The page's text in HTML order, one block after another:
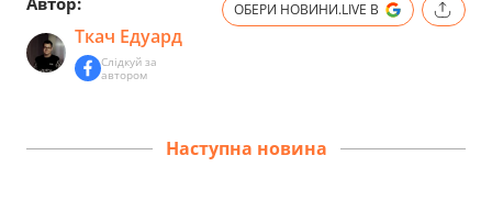
Ткач Едуард
Слідкуй за
автором
ОБЕРИ НОВИНИ.LIVE В
Наступна новина